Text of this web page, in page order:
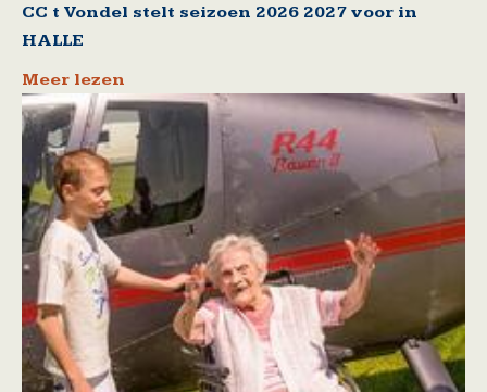
CC t Vondel stelt seizoen 2026 2027 voor in
HALLE
Meer lezen